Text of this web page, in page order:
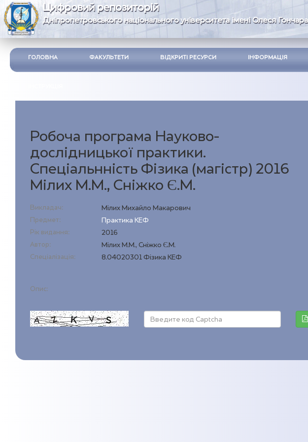
Цифровий репозиторій
Дніпропетровського національного університета імені Олеся Гончара
ГОЛОВНА ФАКУЛЬТЕТИ ВІДКРИТІ РЕСУРСИ ІНФОРМАЦІЯ
Робоча програма Науково-
дослідницької практики.
Спеціальнність Фізика (магістр) 2016
Мілих М.М., Сніжко Є.М.
Викладач: Мілих Михайло Макарович
Предмет: Практика КЕФ
Рік видання: 2016
Автор: Мілих М.М., Сніжко Є.М.
Спеціалізація: 8.04020301 Фізика КЕФ
Опис: